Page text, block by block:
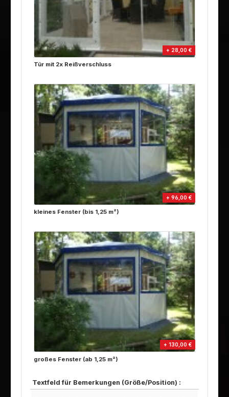
+ 28,00 €
Tür mit 2x Reißverschluss
+ 96,00 €
kleines Fenster (bis 1,25 m²)
+ 130,00 €
großes Fenster (ab 1,25 m²)
Textfeld für Bemerkungen (Größe/Position) :